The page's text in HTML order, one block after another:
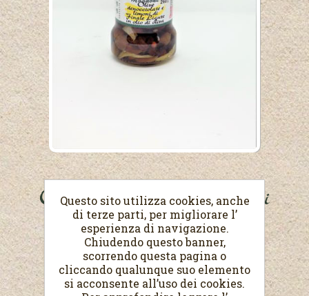
Olive denocciolate e limoni
sott'olio
Peso netto 260 g
€5,80
Questo sito utilizza cookies, anche
di terze parti, per migliorare l’
esperienza di navigazione.
Chiudendo questo banner,
scorrendo questa pagina o
cliccando qualunque suo elemento
si acconsente all’uso dei cookies.